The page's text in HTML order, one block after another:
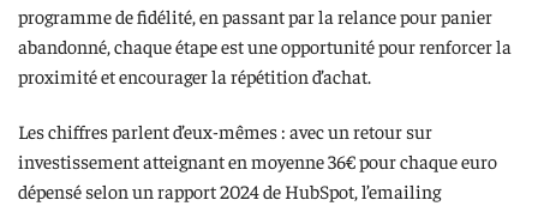
programme de fidélité, en passant par la relance pour panier
abandonné, chaque étape est une opportunité pour renforcer la
proximité et encourager la répétition d’achat.
Les chiffres parlent d’eux-mêmes : avec un retour sur
investissement atteignant en moyenne 36€ pour chaque euro
dépensé selon un rapport 2024 de HubSpot, l’emailing